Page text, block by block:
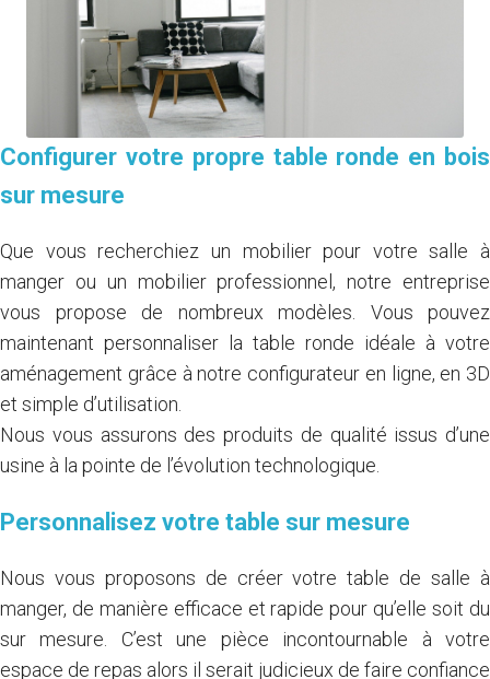
Configurer votre propre table ronde en bois
sur mesure
Que vous recherchiez un mobilier pour votre salle à
manger ou un mobilier professionnel, notre entreprise
vous propose de nombreux modèles. Vous pouvez
maintenant personnaliser la table ronde idéale à votre
aménagement grâce à notre configurateur en ligne, en 3D
et simple d’utilisation.
Nous vous assurons des produits de qualité issus d’une
usine à la pointe de l’évolution technologique.
Personnalisez votre table sur mesure
Nous vous proposons de créer votre table de salle à
manger, de manière efficace et rapide pour qu’elle soit du
sur mesure. C’est une pièce incontournable à votre
espace de repas alors il serait judicieux de faire confiance